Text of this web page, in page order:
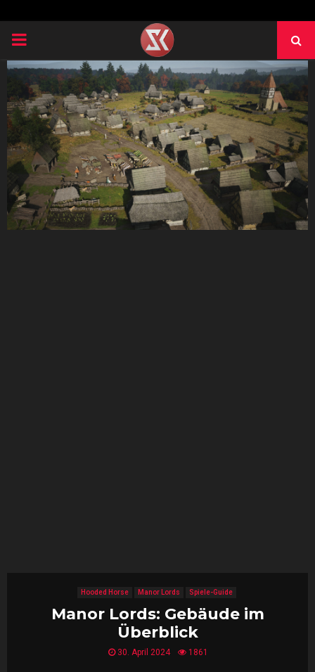
PRIMARY
MENU
Hooded Horse Manor Lords Spiele-Guide
Manor Lords: Gebäude im
Überblick
30. April 2024 1861